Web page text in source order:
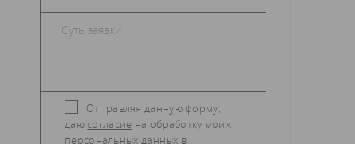
Отправляя данную форму,
даю согласие
персональных данных в